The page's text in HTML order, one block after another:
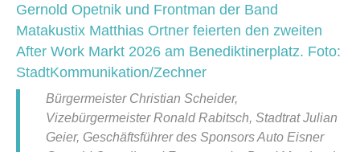
Bürgermeister Christian Scheider,
Vizebürgermeister Ronald Rabitsch, Stadtrat Julian
Geier, Geschäftsführer des Sponsors Auto Eisner